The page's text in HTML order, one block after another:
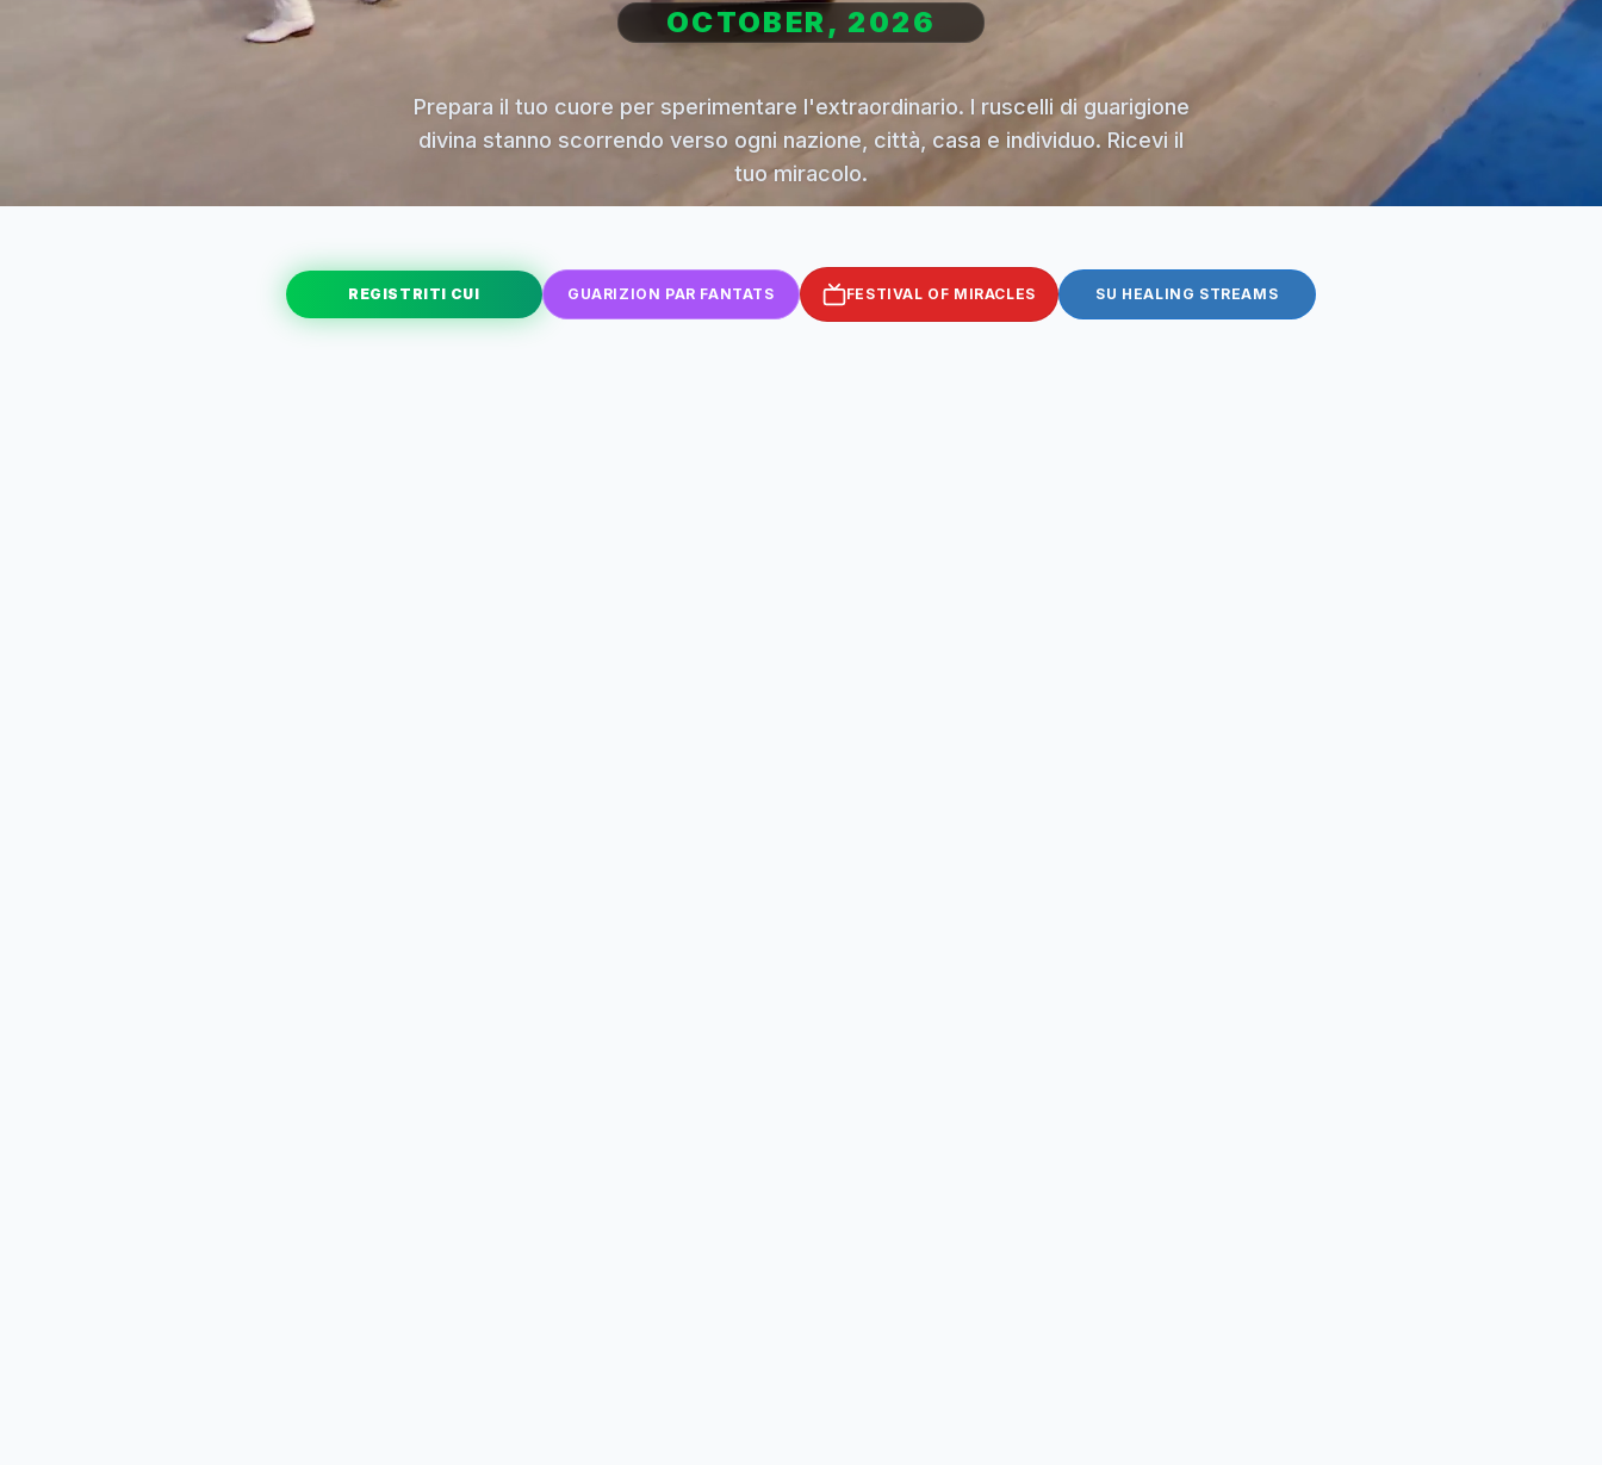
OCTOBER, 2026
Prepara il tuo cuore per sperimentare l'extraordinario. I ruscelli di guarigione
divina stanno scorrendo verso ogni nazione, città, casa e individuo. Ricevi il
tuo miracolo.
REGISTRITI CUI GUARIZION PAR FANTATS FESTIVAL OF MIRACLES SU HEALING STREAMS